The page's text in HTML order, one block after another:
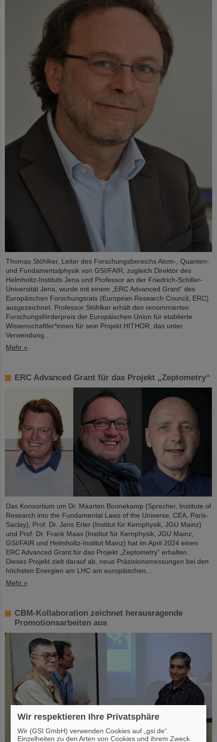
Thomas Stöhlker, Leiter des Forschungsbereichs Atom-, Quanten-
und Fundamentalphysik von GSI/FAIR, zugleich Direktor des
Helmholtz-Instituts Jena und Professor an der Friedrich-Schiller-
Universität Jena, wurde mit einem „ERC Advanced Grant“ des
Europäischen Forschungsrats (European Research Council, ERC)
ausgezeichnet. Professor Stöhlker erhält den renommierten
Forschungsförderpreis der Europäischen Union für etablierte
Wissenschaftler*innen für sein Projekt HITHOR, das unter
Verwendung…
Mehr »
ERC Advanced Grant für das Projekt „Zeptometry“
Das Konsortium um Dr. Maarten Boonekamp (Sprecher, Institute of
Research into the Fundamental Laws of the Universe, CEA, Paris-
Saclay), Prof. Dr. Jens Erler (Institut für Kernphysik, JGU Mainz)
und Prof. Dr. Frank Maas (Institut für Kernphysik, JGU Mainz,
GSI/FAIR und Helmholtz-Institut Mainz) hat im April 2024 einen
ERC Advanced Grant für das Projekt „Zeptometry” erhalten.
Dieses Projekt zielt darauf ab, neue Präzisionsmessungen bei den
höchsten Energien am LHC am europäischen…
Mehr »
CBM-Kollaboration zeichnet herausragende
Promotionsarbeiten aus
Wir respektieren Ihre Privatsphäre
Wir (GSI GmbH) verwenden Cookies auf „gsi.de“.
Einzelheiten zu den Arten von Cookies und ihrem Zweck